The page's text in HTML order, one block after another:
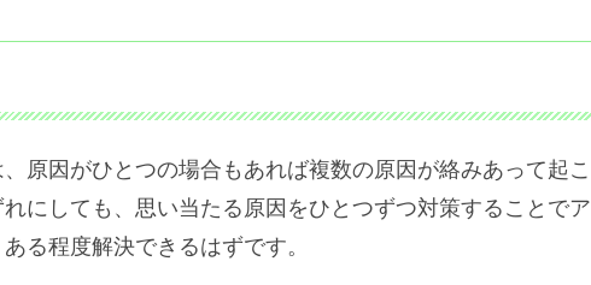
原因がひとつの場合もあれば複数の原因が絡みあって起こ
にしても、思い当たる原因をひとつずつ対策することでア
る程度解決できるはずです。